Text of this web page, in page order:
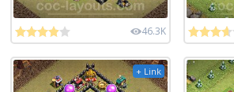
46.3K
+ Link